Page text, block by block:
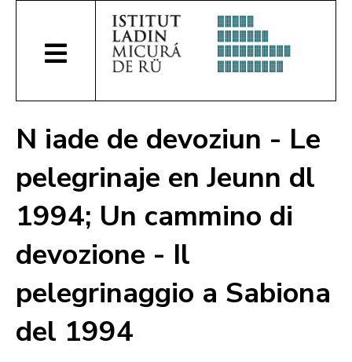
N iade de devoziun - Le
pelegrinaje en Jeunn dl
1994; Un cammino di
devozione - Il
pelegrinaggio a Sabiona
del 1994